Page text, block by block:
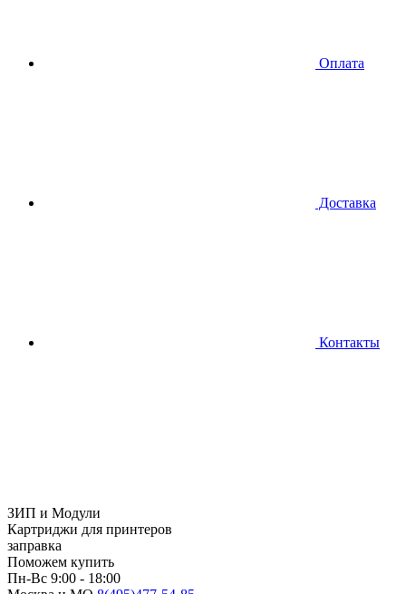
Оплата
Доставка
Контакты
ЗИП и Модули
Картриджи для принтеров
заправка
Поможем купить
Пн-Вс 9:00 - 18:00